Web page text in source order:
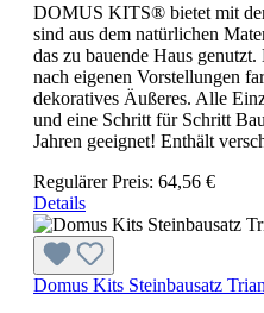
DOMUS KITS® bietet mit
sind aus dem natürlichen
das zu bauende Haus
nach eigenen Vorstellungen
dekoratives Äußeres. Alle
und eine Schritt für Schritt
Jahren geeignet! Enthält
Regulärer Preis: 64,56 €
Details
Domus Kits Steinbausatz